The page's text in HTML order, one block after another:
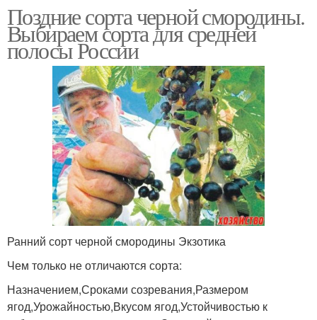
Поздние сорта черной смородины.
Выбираем сорта для средней
полосы России
Ранний сорт черной смородины Экзотика
Чем только не отличаются сорта:
Назначением,Сроками созревания,Размером
ягод,Урожайностью,Вкусом ягод,Устойчивостью к